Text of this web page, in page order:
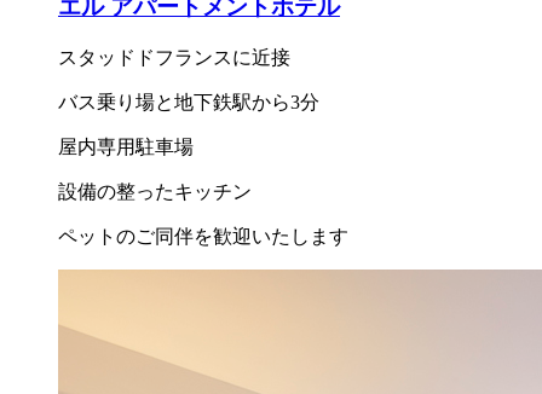
エル アパートメントホテル
スタッドドフランスに近接
バス乗り場と地下鉄駅から3分
屋内専用駐車場
設備の整ったキッチン
ペットのご同伴を歓迎いたします